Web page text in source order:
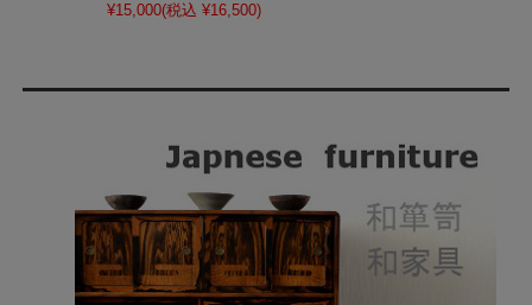
¥15,000(税込 ¥16,500)